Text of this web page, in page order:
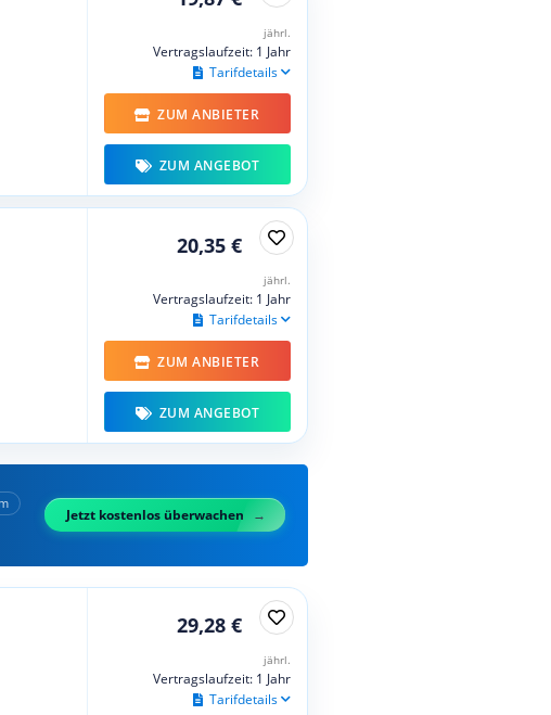
jährl.
Vertragslaufzeit: 1 Jahr
Tarifdetails
ZUM ANBIETER
ZUM ANGEBOT
20,35 €
jährl.
Vertragslaufzeit: 1 Jahr
Tarifdetails
ZUM ANBIETER
ZUM ANGEBOT
Jetzt kostenlos überwachen
29,28 €
jährl.
Vertragslaufzeit: 1 Jahr
Tarifdetails